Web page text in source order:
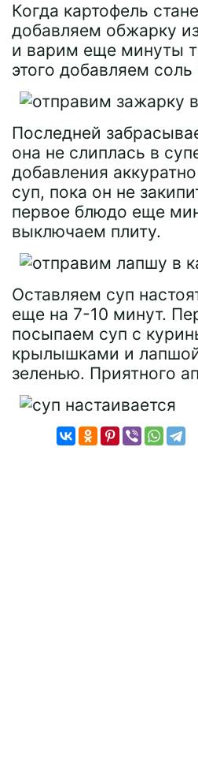
Когда картофель
добавляем обжарку
и варим еще минуты
этого добавляем
Последней
она не слиплась в
добавления
суп, пока он не
первое блюдо еще
выключаем плиту.
Оставляем суп
еще на 7-10 минут.
посыпаем суп с
крылышками и
зеленью. Приятного